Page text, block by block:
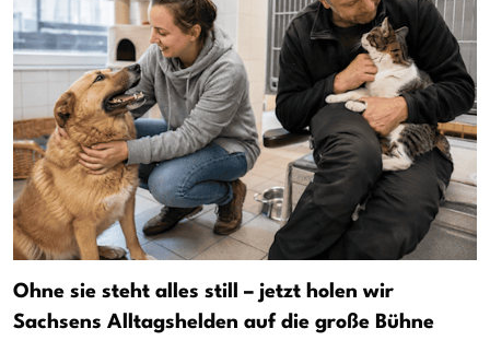
Ohne sie steht alles still – jetzt holen wir
Sachsens Alltagshelden auf die große Bühne